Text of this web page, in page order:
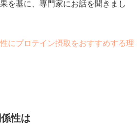
を基に、専門家にお話を聞きまし
プロテイン摂取をおすすめする理
性は